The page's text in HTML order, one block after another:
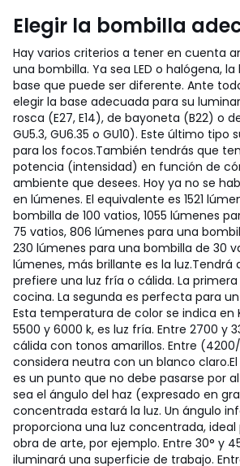
Elegir la bombilla
Hay varios criterios a tener en cuenta
una bombilla. Ya sea LED o halógena,
base que puede ser diferente. Ante
elegir la base adecuada para su
rosca (E27, E14), de bayoneta (B22) o
GU5.3, GU6.35 o GU10). Este último tipo
para los focos.También tendrás que
potencia (intensidad) en función de
ambiente que desees. Hoy ya no se
en lúmenes. El equivalente es 1521
bombilla de 100 vatios, 1055 lúmenes
75 vatios, 806 lúmenes para una
230 lúmenes para una bombilla de 30
lúmenes, más brillante es la luz.Tendrá
prefiere una luz fría o cálida. La
cocina. La segunda es perfecta para
Esta temperatura de color se indica en
5500 y 6000 k, es luz fría. Entre 2700 y
cálida con tonos amarillos. Entre
considera neutra con un blanco claro.
es un punto que no debe pasarse por
sea el ángulo del haz (expresado en
concentrada estará la luz. Un ángulo
proporciona una luz concentrada,
obra de arte, por ejemplo. Entre 30° y
iluminará una superficie de trabajo.